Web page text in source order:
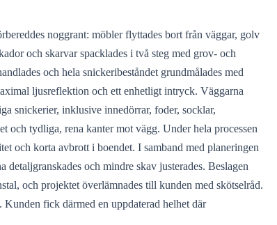
noggrant: möbler flyttades bort från väggar, golv
och skarvar spacklades i två steg med grov- och
och hela snickeribeståndet grundmålades med
ljusreflektion och ett enhetligt intryck. Väggarna
snickerier, inklusive innedörrar, foder, socklar,
tydliga, rena kanter mot vägg. Under hela processen
och korta avbrott i boendet. I samband med planeringen
detaljgranskades och mindre skav justerades. Beslagen
och projektet överlämnades till kunden med skötselråd.
fick därmed en uppdaterad helhet där